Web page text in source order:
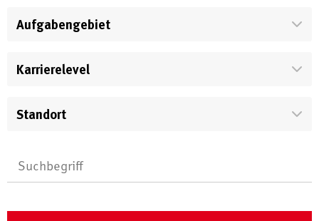
Aufgabengebiet
Karrierelevel
Standort